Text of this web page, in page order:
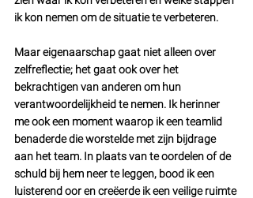
ik kon nemen om de situatie te verbeteren.
Maar eigenaarschap gaat niet alleen over
zelfreflectie; het gaat ook over het
bekrachtigen van anderen om hun
verantwoordelijkheid te nemen. Ik herinner
me ook een moment waarop ik een teamlid
benaderde die worstelde met zijn bijdrage
aan het team. In plaats van te oordelen of de
schuld bij hem neer te leggen, bood ik een
luisterend oor en creëerde ik een veilige ruimte